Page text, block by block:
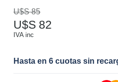
U$S85
U$S 82
IVA inc
Hasta en 6 cuotas sin